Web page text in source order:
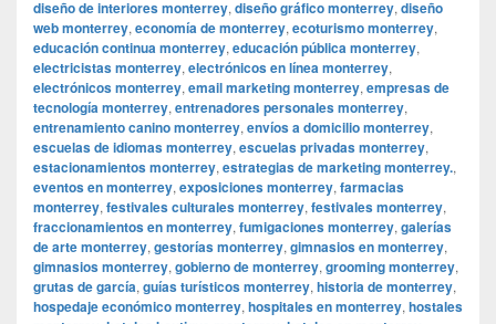
diseño de interiores monterrey, diseño gráfico monterrey, diseño
web monterrey, economía de monterrey, ecoturismo monterrey,
educación continua monterrey, educación pública monterrey,
electricistas monterrey, electrónicos en línea monterrey,
electrónicos monterrey, email marketing monterrey, empresas de
tecnología monterrey, entrenadores personales monterrey,
entrenamiento canino monterrey, envíos a domicilio monterrey,
escuelas de idiomas monterrey, escuelas privadas monterrey,
estacionamientos monterrey, estrategias de marketing monterrey.,
eventos en monterrey, exposiciones monterrey, farmacias
monterrey, festivales culturales monterrey, festivales monterrey,
fraccionamientos en monterrey, fumigaciones monterrey, galerías
de arte monterrey, gestorías monterrey, gimnasios en monterrey,
gimnasios monterrey, gobierno de monterrey, grooming monterrey,
grutas de garcía, guías turísticos monterrey, historia de monterrey,
hospedaje económico monterrey, hospitales en monterrey, hostales